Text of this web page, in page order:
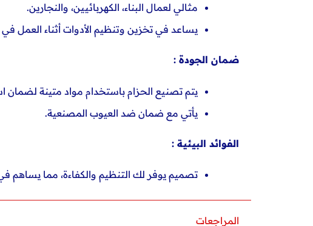
مثالي لعمال البناء، الكهربائيين، والنجارين.
يساعد في تخزين وتنظيم الأدوات أثناء العمل
ضمان الجودة :
يتم تصنيع الحزام باستخدام مواد متينة لضمان
يأتي مع ضمان ضد العيوب المصنعية.
الفوائد البيئية :
تصميم يوفر لك التنظيم والكفاءة، مما يساهم
المراجعات